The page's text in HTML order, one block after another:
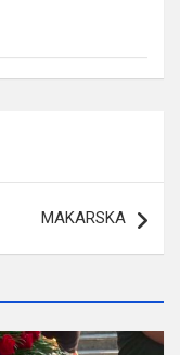
MAKARSKA